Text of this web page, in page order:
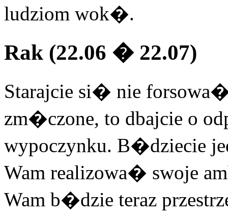
ludziom wok�.
Rak (22.06 � 22.07)
Starajcie si� nie
zm�czone, to dbajcie o
wypoczynku. B�dziecie
Wam realizowa� swoje
Wam b�dzie teraz